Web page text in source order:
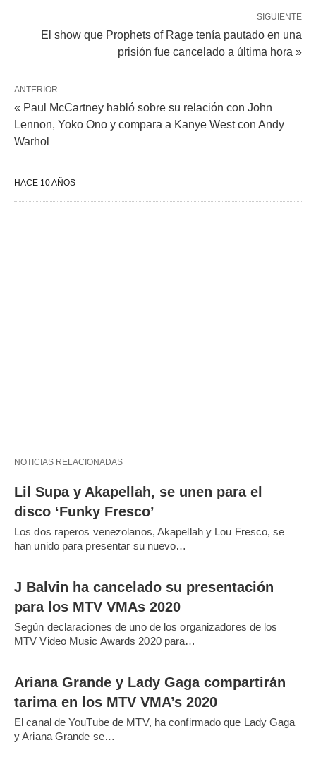
SIGUIENTE
El show que Prophets of Rage tenía pautado en una
prisión fue cancelado a última hora »
ANTERIOR
« Paul McCartney habló sobre su relación con John
Lennon, Yoko Ono y compara a Kanye West con Andy
Warhol
HACE 10 AÑOS
NOTICIAS RELACIONADAS
Lil Supa y Akapellah, se unen para el
disco ‘Funky Fresco’
Los dos raperos venezolanos, Akapellah y Lou Fresco, se
han unido para presentar su nuevo…
J Balvin ha cancelado su presentación
para los MTV VMAs 2020
Según declaraciones de uno de los organizadores de los
MTV Video Music Awards 2020 para…
Ariana Grande y Lady Gaga compartirán
tarima en los MTV VMA’s 2020
El canal de YouTube de MTV, ha confirmado que Lady Gaga
y Ariana Grande se…